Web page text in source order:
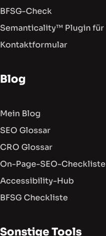
BFSG-Check
Semanticality™ Plugin
Kontaktformular
Blog
Mein Blog
SEO Glossar
CRO Glossar
On-Page-SEO-Checkliste
Accessibility-Hub
BFSG Checkliste
Sonstige Tools